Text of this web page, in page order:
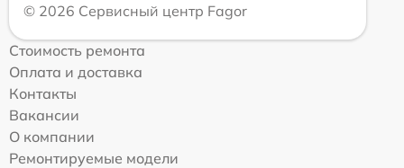
© 2026 Сервисный центр Fagor
Стоимость ремонта
Оплата и доставка
Контакты
Вакансии
О компании
Ремонтируемые модели